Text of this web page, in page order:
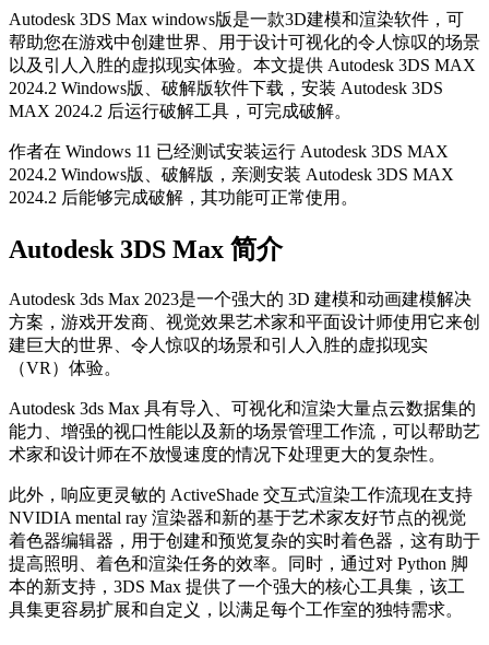
Autodesk 3DS Max windows版是一款3D建模和渲染软件，可
帮助您在游戏中创建世界、用于设计可视化的令人惊叹的场景
以及引人入胜的虚拟现实体验。本文提供 Autodesk 3DS MAX
2024.2 Windows版、破解版软件下载，安装 Autodesk 3DS
MAX 2024.2 后运行破解工具，可完成破解。
作者在 Windows 11 已经测试安装运行 Autodesk 3DS MAX
2024.2 Windows版、破解版，亲测安装 Autodesk 3DS MAX
2024.2 后能够完成破解，其功能可正常使用。
Autodesk 3DS Max 简介
Autodesk 3ds Max 2023是一个强大的 3D 建模和动画建模解决
方案，游戏开发商、视觉效果艺术家和平面设计师使用它来创
建巨大的世界、令人惊叹的场景和引人入胜的虚拟现实
（VR）体验。
Autodesk 3ds Max 具有导入、可视化和渲染大量点云数据集的
能力、增强的视口性能以及新的场景管理工作流，可以帮助艺
术家和设计师在不放慢速度的情况下处理更大的复杂性。
此外，响应更灵敏的 ActiveShade 交互式渲染工作流现在支持
NVIDIA mental ray 渲染器和新的基于艺术家友好节点的视觉
着色器编辑器，用于创建和预览复杂的实时着色器，这有助于
提高照明、着色和渲染任务的效率。同时，通过对 Python 脚
本的新支持，3DS Max 提供了一个强大的核心工具集，该工
具集更容易扩展和自定义，以满足每个工作室的独特需求。